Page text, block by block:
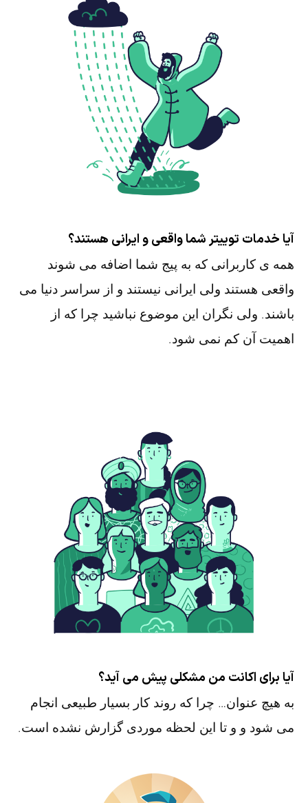
آیا خدمات توییتر شما واقعی و ایرانی هستند؟
همه ی کاربرانی که به پیج شما اضافه می شوند
واقعی هستند ولی ایرانی نیستند و از سراسر دنیا می
باشند. ولی نگران این موضوع نباشید چرا که از
اهمیت آن کم نمی شود.
آیا برای اکانت من مشکلی پیش می آید؟
به هیچ عنوان… چرا که روند کار بسیار طبیعی انجام
می شود و و تا این لحظه موردی گزارش نشده است.